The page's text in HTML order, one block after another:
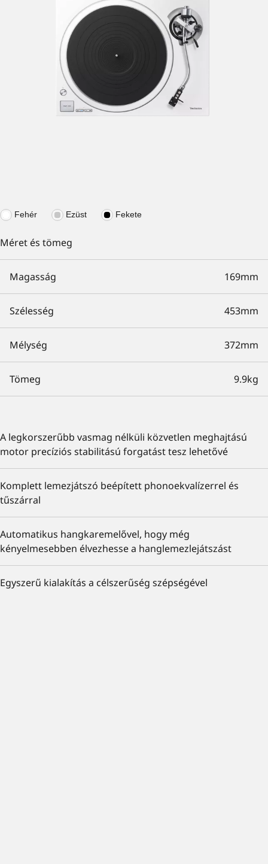
Fehér Ezüst Fekete
Méret és tömeg
Magasság 169mm
Szélesség 453mm
Mélység 372mm
Tömeg 9.9kg
A legkorszerűbb vasmag nélküli közvetlen meghajtású
motor precíziós stabilitású forgatást tesz lehetővé
Komplett lemezjátszó beépített phonoekvalízerrel és
tűszárral
Automatikus hangkaremelővel, hogy még
kényelmesebben élvezhesse a hanglemezlejátszást
Egyszerű kialakítás a célszerűség szépségével